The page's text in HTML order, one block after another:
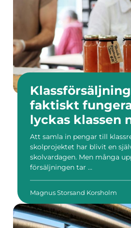
faktiskt fungerar
lyckas klassen
mål
Att samla in pengar till
skolprojektet har blivit en
skolvardagen. Men många
försäljningen tar ...
Magnus Storsand Korsholm